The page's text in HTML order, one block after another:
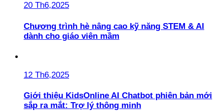
20 Th6,2025
Chương trình hè nâng cao kỹ năng STEM & AI
dành cho giáo viên mầm
12 Th6,2025
Giới thiệu KidsOnline AI Chatbot phiên bản mới
sắp ra mắt: Trợ lý thông minh